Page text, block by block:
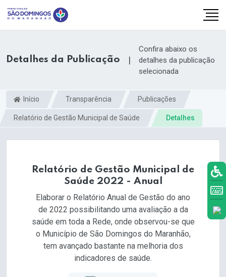
Detalhes da Publicação |
Confira abaixo os
detalhes da publicação
selecionada
Início Transparência Publicações
Relatório de Gestão Municipal de Saúde Detalhes
Relatório de Gestão Municipal de
Saúde 2022 - Anual
Elaborar o Relatório Anual de Gestão do ano
de 2022 possibilitando uma avaliação a da
saúde em toda a Rede, onde observou-se que
o Município de São Domingos do Maranhão,
tem avançado bastante na melhoria dos
indicadores de saúde.